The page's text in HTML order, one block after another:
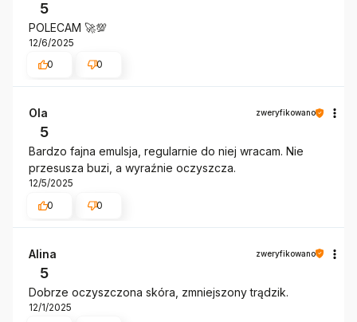
5
POLECAM 🚀💯
12/6/2025
0
0
Ola zweryfikowano
5
Bardzo fajna emulsja, regularnie do niej wracam. Nie
przesusza buzi, a wyraźnie oczyszcza.
12/5/2025
0
0
Alina zweryfikowano
5
Dobrze oczyszczona skóra, zmniejszony trądzik.
12/1/2025